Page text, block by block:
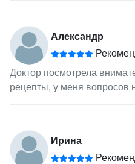
Александр
Доктор посмотрела
рецепты, у меня вопросов
Ирина